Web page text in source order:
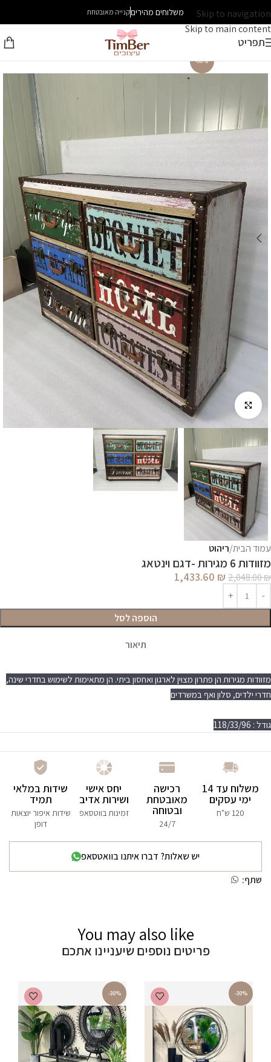
Skip to navigation
Skip to main content
משלוחים מהיריםקנייה מאובטחת
תפריט
עמוד הבית ריהוט
מזוודות 6 מגירות -דגם וינטאג
2,048.00₪
1,433.60 ₪
הוספה לסל
תיאור
מזוודות מגירות הן פתרון מצוין לארגון ואחסון ביתי. הן מתאימות לשימוש בחדרי שינה,
חדרי ילדים, סלון ואף במשרדים
גודל : 118/33/96
-30%
לחץ להגדלה
משלוח עד 14
ימי עסקים
120 ש"ח
רכישה
מאובטחת
ובטוחה
24/7
יחס אישי
ושירות אדיב
זמינות בווטסאפ
שידות במלאי
תמיד
שידות איפור יוצאות
דופן
יש שאלות? דברו איתנו בוואטסאפ
שתף:
You may also like
פריטים נוספים שיעניינו אתכם
-30%
-30%